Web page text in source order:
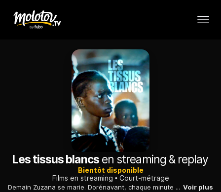
Les tissus blancsen streaming & replay
Bientôt disponible
Films en streaming
Court-métrage
Demain Zuzana se marie. Dorénavant, chaque minute compte pour effacer son passé et devenir la femme qu'on attend d'elle. Voir plus